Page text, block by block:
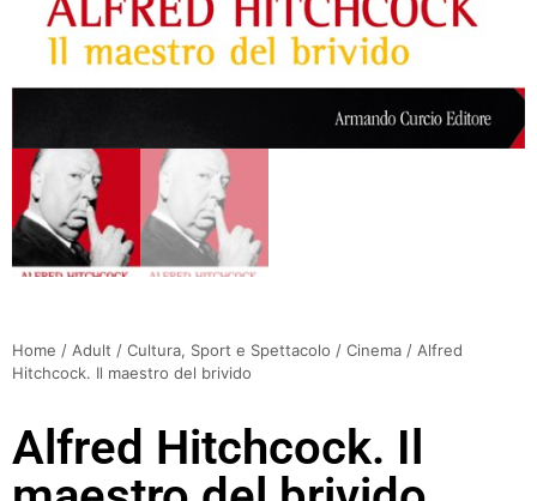
Home / Adult / Cultura, Sport e Spettacolo / Cinema / Alfred
Hitchcock. Il maestro del brivido
Alfred Hitchcock. Il